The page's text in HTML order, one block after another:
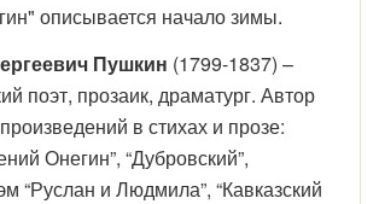
описывается начало зимы.
Пушкин (1799-1837) –
поэт, прозаик, драматург. Автор
в стихах и прозе:
Онегин”, “Дубровский”,
“Руслан и Людмила”, “Кавказский